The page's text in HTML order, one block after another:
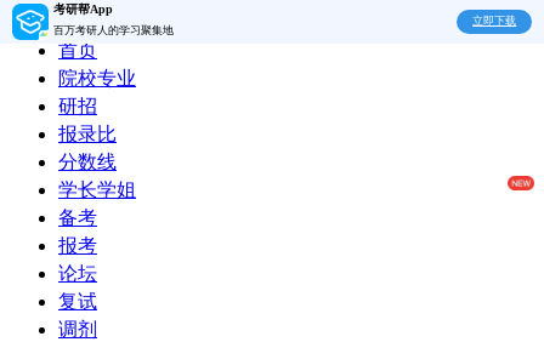
考研帮App
百万考研人的学习聚集地
立即下载
首页
院校专业
研招
报录比
分数线
学长学姐
备考
报考
论坛
复试
调剂